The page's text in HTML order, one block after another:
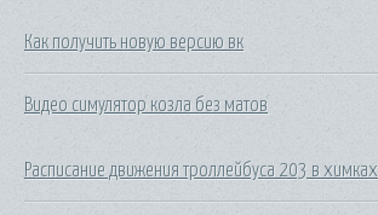
Как получить новую версию вк
Видео симулятор козла без матов
Расписание движения троллейбуса 203 в химках